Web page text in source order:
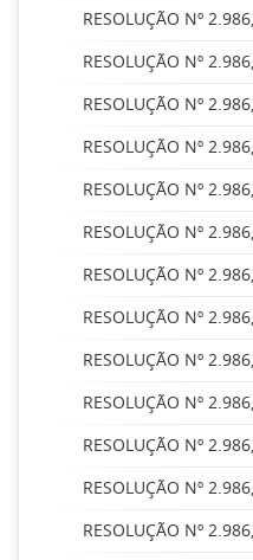
RESOLUÇÃO Nº
RESOLUÇÃO Nº
RESOLUÇÃO Nº
RESOLUÇÃO Nº
RESOLUÇÃO Nº
RESOLUÇÃO Nº
RESOLUÇÃO Nº
RESOLUÇÃO Nº
RESOLUÇÃO Nº
RESOLUÇÃO Nº
RESOLUÇÃO Nº
RESOLUÇÃO Nº
RESOLUÇÃO Nº